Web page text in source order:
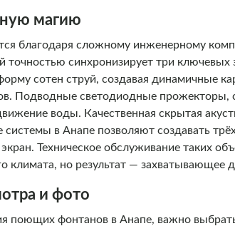
магию
благодаря сложному инженерному
синхронизирует три ключевых
сотен струй, создавая динамичные
Подводные светодиодные прожекторы,
воды. Качественная скрытая
в Анапе позволяют создавать
Техническое обслуживание таких
климата, но результат — захватывающее
и фото
поющих фонтанов в Анапе, важно